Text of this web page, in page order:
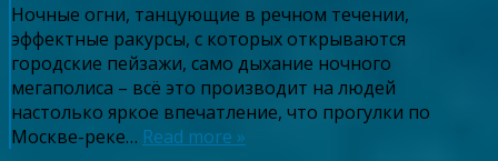
Ночные огни, танцующие в речном течении,
эффектные ракурсы, с которых открываются
городские пейзажи, само дыхание ночного
мегаполиса – всё это производит на людей
настолько яркое впечатление, что прогулки по
Москве-реке… Read more »